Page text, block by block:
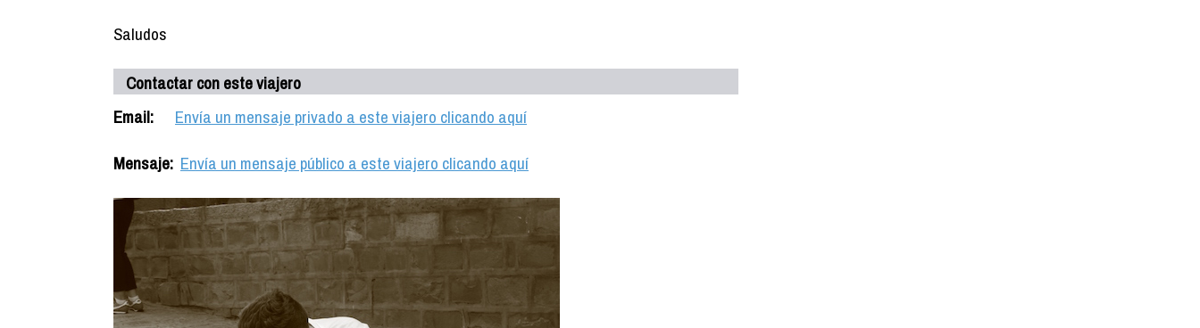
Saludos
Contactar con este viajero
Email:
Envía un mensaje privado a este viajero clicando aquí
Mensaje: Envía un mensaje público a este viajero clicando aquí